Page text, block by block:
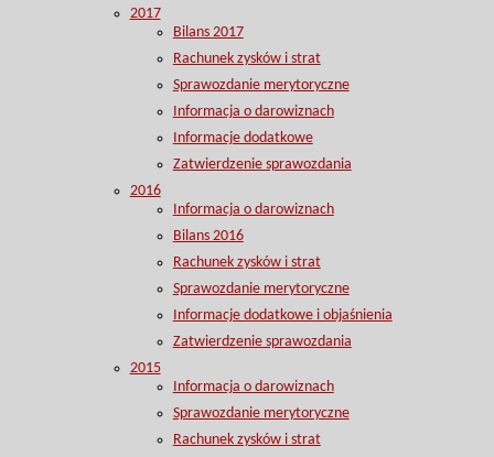
2017
Bilans 2017
Rachunek zysków i strat
Sprawozdanie merytoryczne
Informacja o darowiznach
Informacje dodatkowe
Zatwierdzenie sprawozdania
2016
Informacja o darowiznach
Bilans 2016
Rachunek zysków i strat
Sprawozdanie merytoryczne
Informacje dodatkowe i objaśnienia
Zatwierdzenie sprawozdania
2015
Informacja o darowiznach
Sprawozdanie merytoryczne
Rachunek zysków i strat